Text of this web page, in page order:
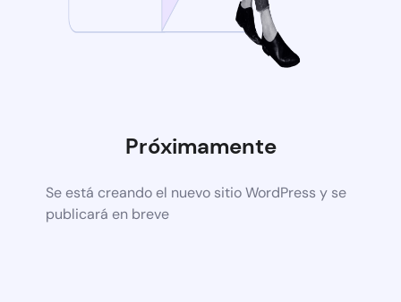
Próximamente
Se está creando el nuevo sitio WordPress y se
publicará en breve